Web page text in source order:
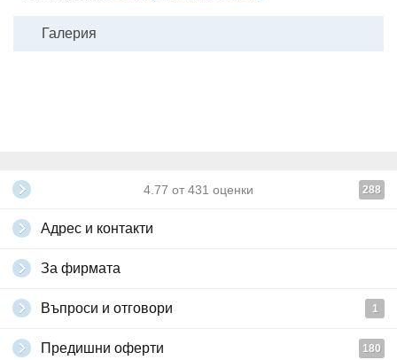
Галерия
4.77 от 431 оценки 288
Адрес и контакти
За фирмата
Въпроси и отговори 1
Предишни оферти 180